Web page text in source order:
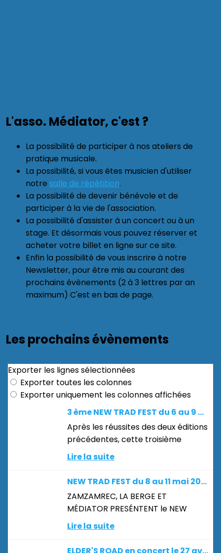
L'asso. Médiator, c'est ?
La possibilité de participer à nos ateliers de
pratique musicale.
La possibilité, si vous êtes musicien d'utiliser
notre salle de répétition.
La possibilité de devenir bénévole et de
participer à la vie de l'association.
La possibilité d'assister à un concert ou à un
stage. Et désormais vous pouvez réserver et
acheter votre billet en ligne sur ce site.
Enfin la possibilité de vous inscrire à notre
Newsletter, pour être mis au courant des
prochains évènements (2 à 3 lettres par an
maximum) C'est en bas de page.
Les prochains évènements